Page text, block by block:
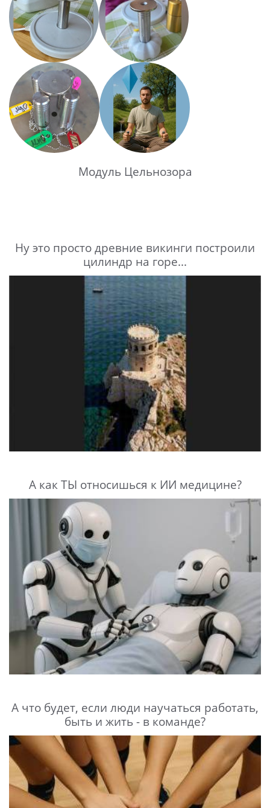
Модуль Цельнозора
Ну это просто древние викинги построили
цилиндр на горе...
А как ТЫ относишься к ИИ медицине?
А что будет, если люди научаться работать,
быть и жить - в команде?